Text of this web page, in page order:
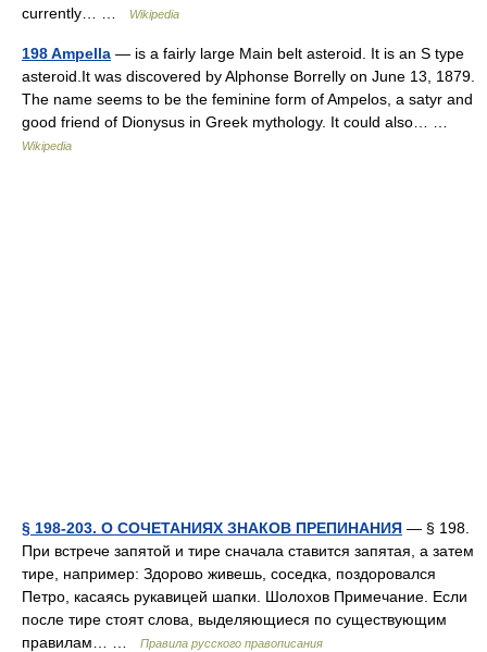
currently… …
Wikipedia
198 Ampella — is a fairly large Main belt asteroid. It is an S type
asteroid.It was discovered by Alphonse Borrelly on June 13, 1879.
The name seems to be the feminine form of Ampelos, a satyr and
good friend of Dionysus in Greek mythology. It could also… …
Wikipedia
§ 198-203. О СОЧЕТАНИЯХ ЗНАКОВ ПРЕПИНАНИЯ — § 198.
При встрече запятой и тире сначала ставится запятая, а затем
тире, например: Здорово живешь, соседка, поздоровался
Петро, касаясь рукавицей шапки. Шолохов Примечание. Если
после тире стоят слова, выделяющиеся по существующим
правилам… …
Правила русского правописания